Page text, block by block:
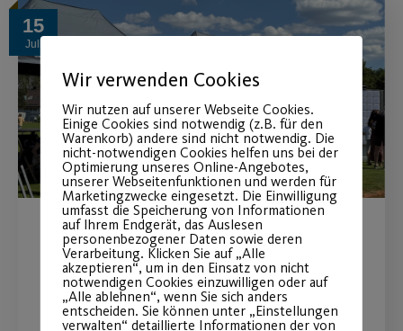
15
Juli
MAN Truck & Bus wird
Premiumpartner
Langfristige Partnerschaft stärkt
Wir verwenden Cookies
Wir nutzen auf unserer Webseite Cookies.
Einige Cookies sind notwendig (z.B. für den
Warenkorb) andere sind nicht notwendig. Die
nicht-notwendigen Cookies helfen uns bei der
Optimierung unseres Online-Angebotes,
unserer Webseitenfunktionen und werden für
Marketingzwecke eingesetzt. Die Einwilligung
umfasst die Speicherung von Informationen
auf Ihrem Endgerät, das Auslesen
personenbezogener Daten sowie deren
Verarbeitung. Klicken Sie auf „Alle
akzeptieren“, um in den Einsatz von nicht
notwendigen Cookies einzuwilligen oder auf
„Alle ablehnen“, wenn Sie sich anders
entscheiden. Sie können unter „Einstellungen
verwalten“ detaillierte Informationen der von